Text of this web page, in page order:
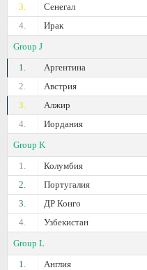
3.
Сенегал
4.
Ирак
Group J
1.
Аргентина
2.
Австрия
3.
Алжир
4.
Иордания
Group K
1.
Колумбия
2.
Португалия
3.
ДР Конго
4.
Узбекистан
Group L
1.
Англия